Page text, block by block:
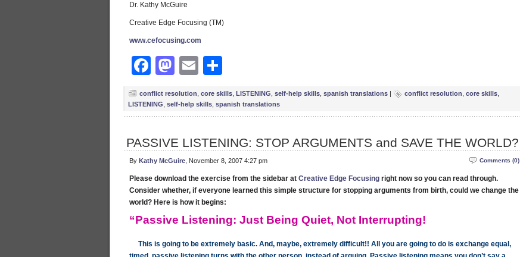
Dr. Kathy McGuire
Creative Edge Focusing (TM)
www.cefocusing.com
Facebook
Mastodon
Email
conflict resolution core skills LISTENING self-help skills spanish translations | conflict resolution core skills
LISTENING self-help skills spanish translations
PASSIVE LISTENING: STOP ARGUMENTS and SAVE THE WORLD?
Comments (0)
By Kathy McGuire , November 8, 2007 4:27 pm
Please download the exercise from the sidebar at Creative Edge Focusing right now so you can read through.
Consider whether, if everyone learned this simple structure for stopping arguments from birth, could we change the
world? Here is how it begins:
“Passive Listening: Just Being Quiet, Not Interrupting!
This is going to be extremely basic. And, maybe, extremely difficult!! All you are going to do is exchange equal,